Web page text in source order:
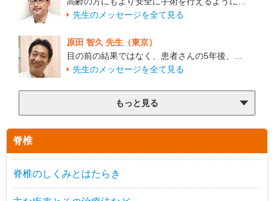
先生のメッセージを全て見る
原田 智久 先生（東京）
目の前の結果ではなく、患者さんの5年後、…
先生のメッセージを全て見る
もっと見る
脊椎
脊椎のしくみとはたらき